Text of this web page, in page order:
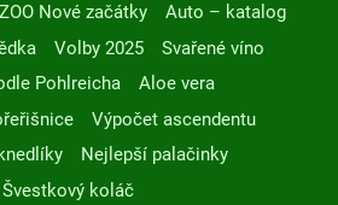
ZOO Nové začátky
Auto – katalog
Volby 2025
Svařené víno
Pohlreicha
Aloe vera
Výpočet ascendentu
Nejlepší palačinky
Švestkový koláč